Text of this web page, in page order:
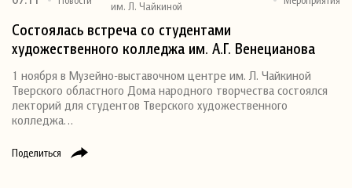
Поделиться
им. Л. Чайкиной
Состоялась встреча со студентами
художественного колледжа им. А.Г. Венецианова
1 ноября в Музейно-выставочном центре им. Л. Чайкиной
Тверского областного Дома народного творчества состоялся
лекторий для студентов Тверского художественного
колледжа…